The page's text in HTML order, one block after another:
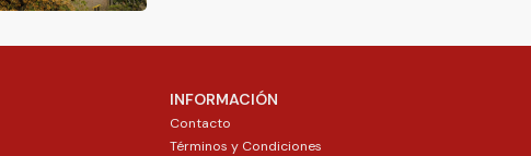
INFORMACIÓN
Contacto
Términos y Condiciones